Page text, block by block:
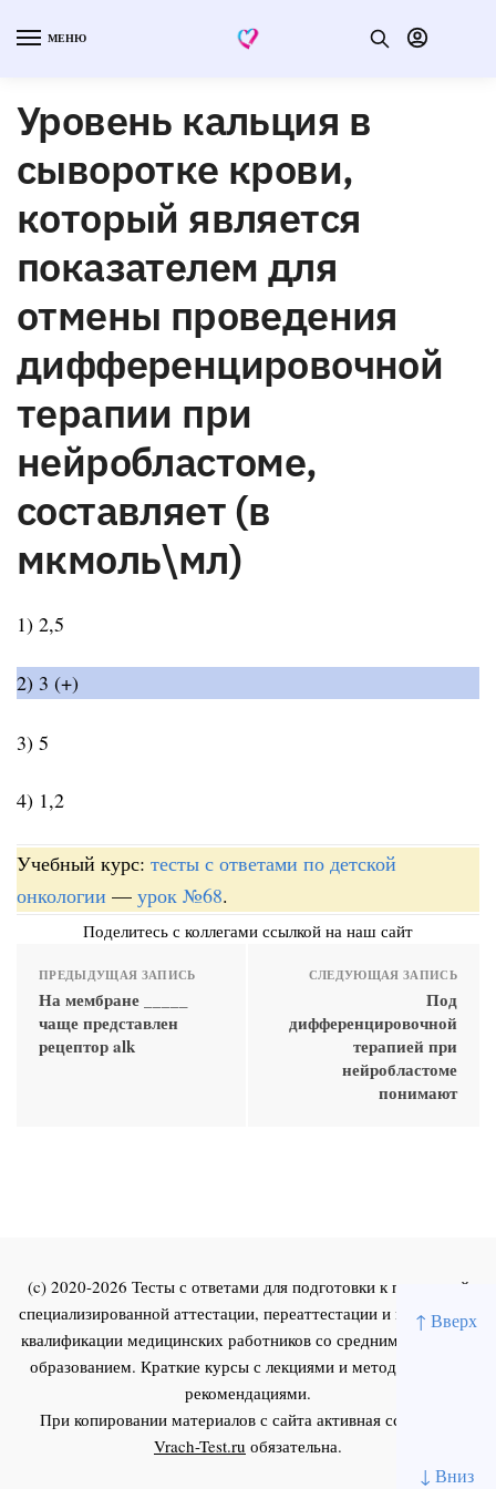
↑ Вверх
↓ Вниз
МЕНЮ
Уровень кальция в
сыворотке крови,
который является
показателем для
отмены проведения
дифференцировочной
терапии при
нейробластоме,
составляет (в
мкмоль\мл)
1) 2,5
2) 3 (+)
3) 5
4) 1,2
Учебный курс: тесты с ответами по детской
онкологии — урок №68.
Поделитесь с коллегами ссылкой на наш сайт
ПРЕДЫДУЩАЯ ЗАПИСЬ
На мембране _____
чаще представлен
рецептор alk
СЛЕДУЮЩАЯ ЗАПИСЬ
Под
дифференцировочной
терапией при
нейробластоме
понимают
(c) 2020-2026 Тесты с ответами для подготовки к первичной
специализированной аттестации, переаттестации и повышения
квалификации медицинских работников со средним и высшим
образованием. Краткие курсы с лекциями и методическими
рекомендациями.
При копировании материалов с сайта активная ссылка на
Vrach-Test.ru обязательна.